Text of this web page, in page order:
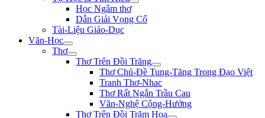
Học Ngâm thơ
Dẫn Giải Vọng Cổ
Tài-Liệu Giáo-Dục
Văn-Học
Thơ
Thơ Trên Đồi Trăng
Thơ Chủ-Đề Tung-Tăng Trong Đạo Việt
Tranh Thơ-Nhac
Thơ Rất Ngắn Trầu Cau
Văn-Nghệ Cộng-Hưởng
Thơ Trên Đồi Trăm Hoa